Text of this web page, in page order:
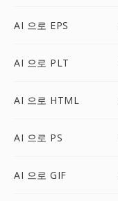
AI 으로 EPS
AI 으로 PLT
AI 으로 HTML
AI 으로 PS
AI 으로 GIF